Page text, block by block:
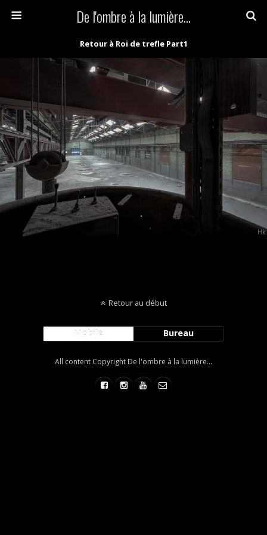
De l'ombre à la lumière...
Retour à Roi de trefle Part1
Retour au début
Mobile Bureau
All content Copyright De l'ombre à la lumière...